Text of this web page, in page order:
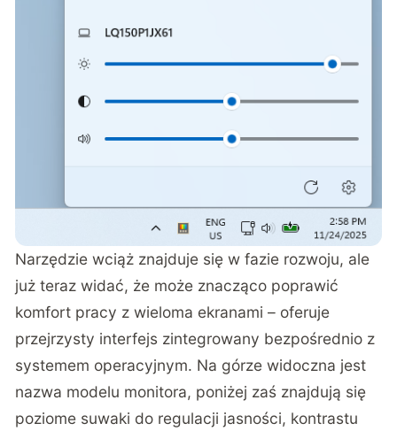
Narzędzie wciąż znajduje się w fazie rozwoju, ale
już teraz widać, że może znacząco poprawić
komfort pracy z wieloma ekranami – oferuje
przejrzysty interfejs zintegrowany bezpośrednio z
systemem operacyjnym. Na górze widoczna jest
nazwa modelu monitora, poniżej zaś znajdują się
poziome suwaki do regulacji jasności, kontrastu